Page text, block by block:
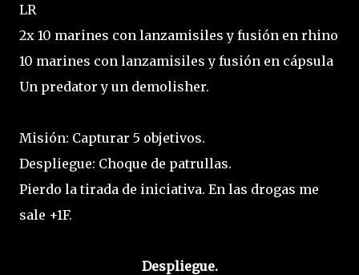
LR
2x 10 marines con lanzamisiles y fusión en rhino
10 marines con lanzamisiles y fusión en cápsula
Un predator y un demolisher.
Misión: Capturar 5 objetivos.
Despliegue: Choque de patrullas.
Pierdo la tirada de iniciativa. En las drogas me
sale +1F.
Despliegue.